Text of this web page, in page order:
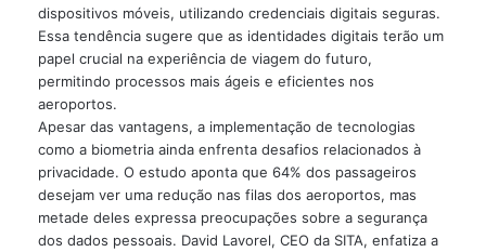
dispositivos móveis, utilizando credenciais digitais seguras.
Essa tendência sugere que as identidades digitais terão um
papel crucial na experiência de viagem do futuro,
permitindo processos mais ágeis e eficientes nos
aeroportos.
Apesar das vantagens, a implementação de tecnologias
como a biometria ainda enfrenta desafios relacionados à
privacidade. O estudo aponta que 64% dos passageiros
desejam ver uma redução nas filas dos aeroportos, mas
metade deles expressa preocupações sobre a segurança
dos dados pessoais. David Lavorel, CEO da SITA, enfatiza a